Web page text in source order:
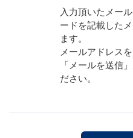
入力頂いたメー
ードを記載した
ます。
メールアドレス
「メールを送信
ださい。